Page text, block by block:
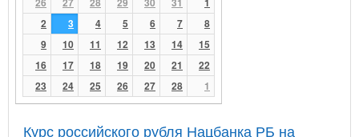
2
3 4 5 6 7
8
9
10 11 12 13 14
15
16
17 18 19 20 21
22
23
24 25 26 27 28 1
Курс российского рубля Нацбанка РБ на